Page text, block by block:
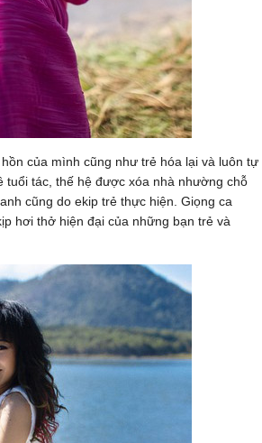
của mình cũng như trẻ hóa lại và luôn tự
tuổi tác, thế hệ được xóa nhà nhường chỗ
cũng do ekip trẻ thực hiện. Giọng ca
hơi thở hiện đại của những bạn trẻ và